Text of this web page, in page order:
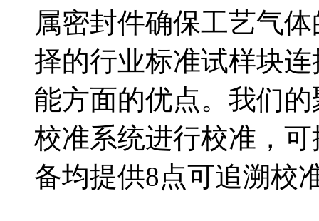
属密封件确保工艺气
择的行业标准试样块连
能方面的优点。我们
校准系统进行校准，
备均提供8点可追溯校